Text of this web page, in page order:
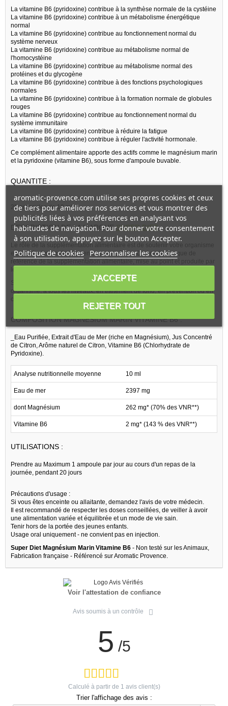
La vitamine B6 (pyridoxine) contribue à la synthèse normale de la cystéine
La vitamine B6 (pyridoxine) contribue à un métabolisme énergétique
normal
La vitamine B6 (pyridoxine) contribue au fonctionnement normal du
système nerveux
La vitamine B6 (pyridoxine) contribue au métabolisme normal de
l'homocystéine
La vitamine B6 (pyridoxine) contribue au métabolisme normal des
protéines et du glycogène
La vitamine B6 (pyridoxine) contribue à des fonctions psychologiques
normales
La vitamine B6 (pyridoxine) contribue à la formation normale de globules
rouges
La vitamine B6 (pyridoxine) contribue au fonctionnement normal du
système immunitaire
La vitamine B6 (pyridoxine) contribue à réduire la fatigue
La vitamine B6 (pyridoxine) contribue à réguler l'activité hormonale.
Ce complément alimentaire apporte des actifs comme le magnésium marin
et la pyridoxine (vitamine B6), sous forme d'ampoule buvable.
QUANTITE :
20 ampoules de 10 ml
DESCRIPTION DE LA MARQUESUPER DIET:
Le rôle de la supplémentation alimentaire est de soutenir votre organisme
en cas de dysfonctionnement nerveux. Super Diet est la marque de
référence de la supplémentation alimentaire, mise au point et produite par
Super Diet Magnésium Marin Vitamine B6 permet d'équilibrer votre
organisme, à tous les niveaux, en traitement de fond, en prévention ou en
COMPOSITION MAGNÉSIUM MARIN VITAMINE B6 :
_Eau Purifiée, Extrait d'Eau de Mer (riche en Magnésium), Jus Concentré
de Citron, Arôme naturel de Citron, Vitamine B6 (Chlorhydrate de
Pyridoxine).
Analyse nutritionnelle moyenne 10 ml
Eau de mer 2397 mg
dont Magnésium 262 mg* (70% des VNR**)
Vitamine B6 2 mg* (143 % des VNR**)
UTILISATIONS :
Prendre au Maximum 1 ampoule par jour au cours d'un repas de la
journée, pendant 20 jours
Précautions d'usage :
Si vous êtes enceinte ou allaitante, demandez l'avis de votre médecin.
Il est recommandé de respecter les doses conseillées, de veiller à avoir
une alimentation variée et équilibrée et un mode de vie sain.
Tenir hors de la portée des jeunes enfants.
Usage oral uniquement - ne convient pas en injection.
Super Diet Magnésium Marin Vitamine B6 - Non testé sur les Animaux,
Fabrication française - Référencé sur Aromatic Provence.
Voir l'attestation de confiance
Avis soumis à un contrôle
5 /5
Calculé à partir de 1 avis client(s)
Trier l'affichage des avis :
aromatic-provence.com utilise ses propres cookies et ceux
de tiers pour améliorer nos services et vous montrer des
publicités liées à vos préférences en analysant vos
habitudes de navigation. Pour donner votre consentement
à son utilisation, appuyez sur le bouton Accepter.
Politique de cookies Personnaliser les cookies
REJETER TOUT
J'ACCEPTE